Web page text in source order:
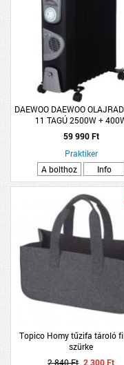
DAEWOO DAEWOO
11 TAGÚ 2500W +
59 990 Ft
Praktiker
A bolthoz
Info
Topico Homy tűzifa tároló
szürke
2 840 Ft 2 300 Ft